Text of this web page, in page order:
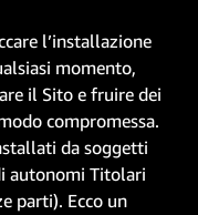
l’installazione
momento,
il Sito e fruire dei
compromessa.
da soggetti
autonomi Titolari
parti). Ecco un